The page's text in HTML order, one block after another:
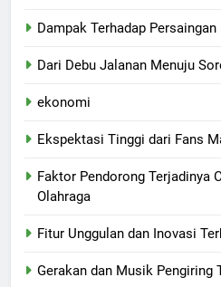
Dampak Terhadap
Dari Debu Jalanan Menuju
ekonomi
Ekspektasi Tinggi dari Fans
Faktor Pendorong Terjadinya
Olahraga
Fitur Unggulan dan Inovasi
Gerakan dan Musik Pengiring